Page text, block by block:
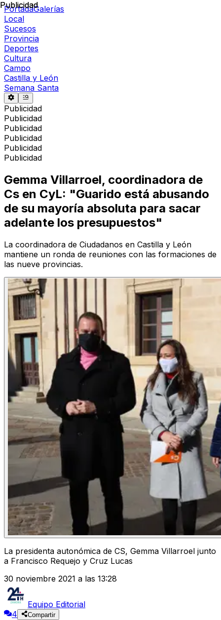
PortadaGalerías
Local
Sucesos
Provincia
Deportes
Cultura
Campo
Castilla y León
Semana Santa
Publicidad
Publicidad
Publicidad
Publicidad
Publicidad
Publicidad
Publicidad
Gemma Villarroel, coordinadora de
Cs en CyL: "Guarido está abusando
de su mayoría absoluta para sacar
adelante los presupuestos"
La coordinadora de Ciudadanos en Castilla y León
mantiene un ronda de reuniones con las formaciones de
las nueve provincias.
La presidenta autonómica de CS, Gemma Villarroel junto
a Francisco Requejo y Cruz Lucas
30 noviembre 2021 a las 13:28
Equipo Editorial
4
Compartir
Publicidad